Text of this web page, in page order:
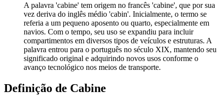
A palavra 'cabine' tem origem no francês 'cabine', que por sua
vez deriva do inglês médio 'cabin'. Inicialmente, o termo se
referia a um pequeno aposento ou quarto, especialmente em
navios. Com o tempo, seu uso se expandiu para incluir
compartimentos em diversos tipos de veículos e estruturas. A
palavra entrou para o português no século XIX, mantendo seu
significado original e adquirindo novos usos conforme o
avanço tecnológico nos meios de transporte.
Definição de Cabine